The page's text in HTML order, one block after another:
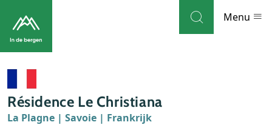
Menu
Weblog
Résidence Le Christiana
La Plagne | Savoie | Frankrijk